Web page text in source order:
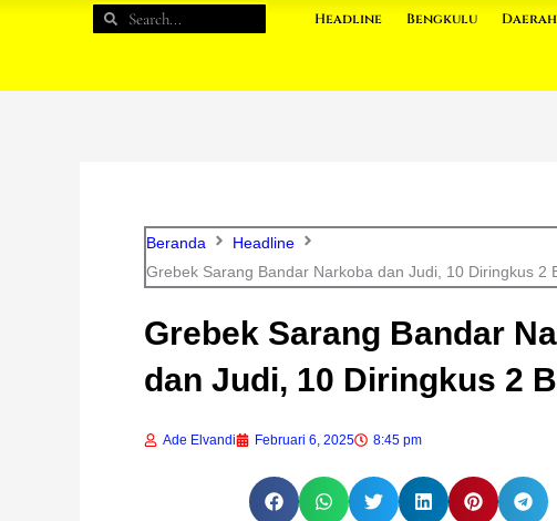
Search
Search Headline Bengkulu Daerah
Beranda
Headline
Grebek Sarang Bandar Narkoba dan Judi, 10 Diringkus 2
Grebek Sarang Bandar
dan Judi, 10 Diringkus 2
Ade Elvandi Februari 6, 2025 8:45 pm